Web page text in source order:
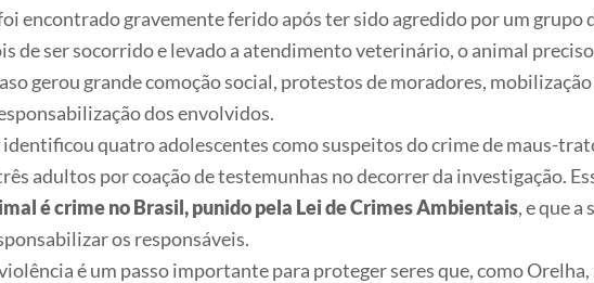
encontrado gravemente ferido após ter sido agredido por um grupo
de ser socorrido e levado a atendimento veterinário, o animal
gerou grande comoção social, protestos de moradores,
dos envolvidos.
quatro adolescentes como suspeitos do crime de maus-
adultos por coação de testemunhas no decorrer da investigação.
é crime no Brasil, punido pela Lei de Crimes Ambientais, e que
os responsáveis.
é um passo importante para proteger seres que, como